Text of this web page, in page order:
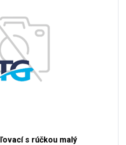
s rúčkou malý